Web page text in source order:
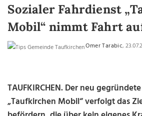
Sozialer Fahrdienst
Mobil“ nimmt Fahrt
Omer Tarabic,
TAUFKIRCHEN. Der neu
„Taufkirchen Mobil“ verfolgt das